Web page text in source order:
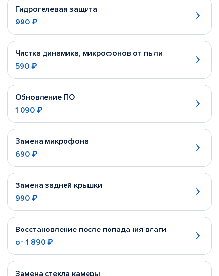
Гидрогелевая защита
990 ₽
Чистка динамика, микрофонов от пыли
590 ₽
Обновление ПО
1 090 ₽
Замена микрофона
690 ₽
Замена задней крышки
990 ₽
Восстановление после попадания влаги
от 1 890 ₽
Замена стекла камеры